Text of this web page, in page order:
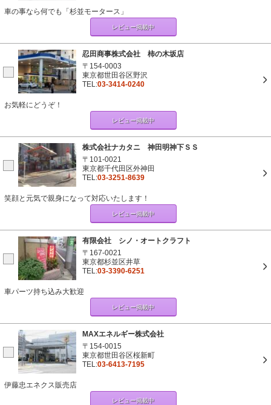
車の事なら何でも「杉並モータース」
レビュー掲載中
忍田商事株式会社 柿の木坂店
〒154-0003
東京都世田谷区野沢
TEL:03-3414-0240
お気軽にどうぞ！
レビュー掲載中
株式会社ナカタニ 神田明神下ＳＳ
〒101-0021
東京都千代田区外神田
TEL:03-3251-8639
笑顔と元気で親身になって対応いたします！
レビュー掲載中
有限会社 シノ・オートクラフト
〒167-0021
東京都杉並区井草
TEL:03-3390-6251
車パーツ持ち込み大歓迎
レビュー掲載中
MAXエネルギー株式会社
〒154-0015
東京都世田谷区桜新町
TEL:03-6413-7195
伊藤忠エネクス販売店
レビュー掲載中